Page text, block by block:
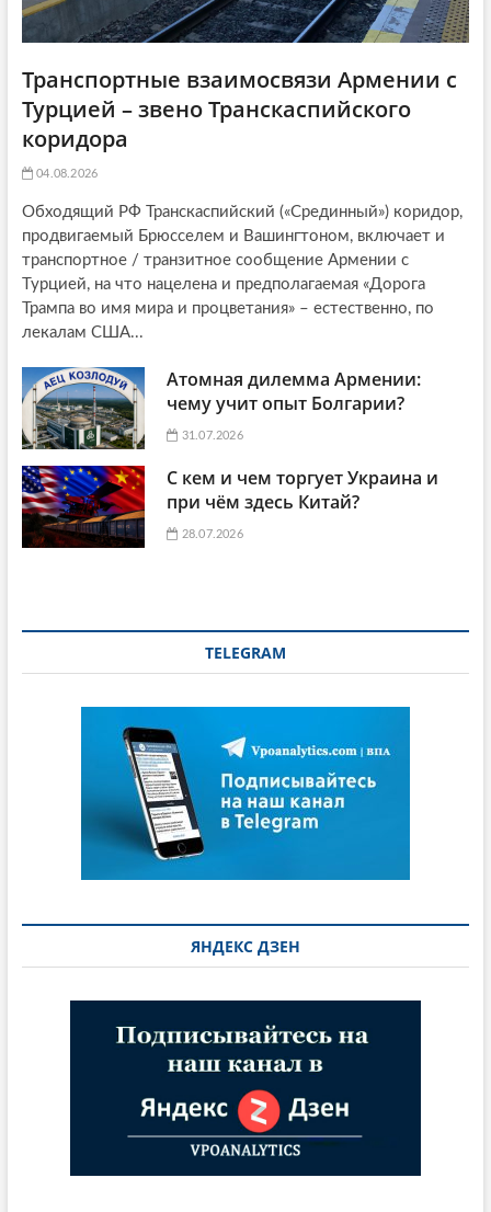
Транспортные взаимосвязи Армении с
Турцией – звено Транскаспийского
коридора
04.08.2026
Обходящий РФ Транскаспийский («Срединный») коридор,
продвигаемый Брюсселем и Вашингтоном, включает и
транспортное / транзитное сообщение Армении с
Турцией, на что нацелена и предполагаемая «Дорога
Трампа во имя мира и процветания» – естественно, по
лекалам США...
Атомная дилемма Армении:
чему учит опыт Болгарии?
31.07.2026
С кем и чем торгует Украина и
при чём здесь Китай?
28.07.2026
TELEGRAM
ЯНДЕКС ДЗЕН